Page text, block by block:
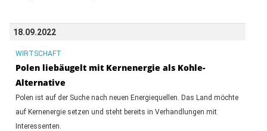
18.09.2022
WIRTSCHAFT
Polen liebäugelt mit Kernenergie als Kohle-
Alternative
Polen ist auf der Suche nach neuen Energiequellen. Das Land möchte
auf Kernenergie setzen und steht bereits in Verhandlungen mit
Interessenten.